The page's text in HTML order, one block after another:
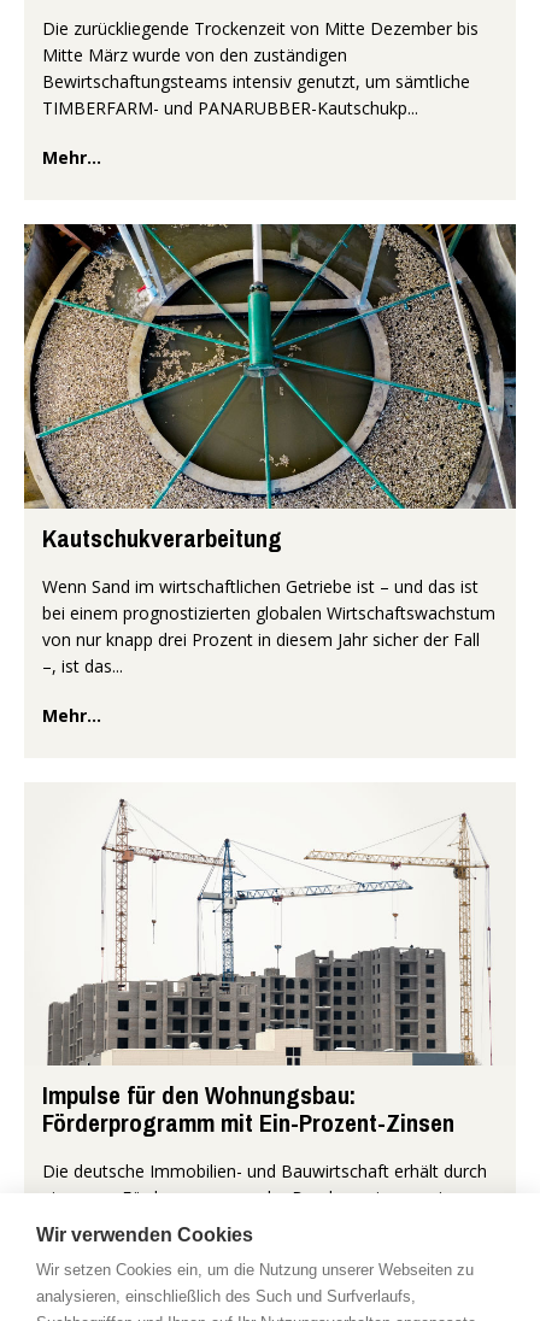
Die zurückliegende Trockenzeit von Mitte Dezember bis
Mitte März wurde von den zuständigen
Bewirtschaftungsteams intensiv genutzt, um sämtliche
TIMBERFARM- und PANARUBBER-Kautschukp...
Mehr...
Kautschukverarbeitung
Wenn Sand im wirtschaftlichen Getriebe ist – und das ist
bei einem prognostizierten globalen Wirtschaftswachstum
von nur knapp drei Prozent in diesem Jahr sicher der Fall
–, ist das...
Mehr...
Impulse für den Wohnungsbau:
Förderprogramm mit Ein-Prozent-Zinsen
Die deutsche Immobilien- und Bauwirtschaft erhält durch
ein neues Förderprogramm der Bundesregierung einen
wichtigen Impuls, um den stagnierenden Wohnungsbau
Mehr...
Wir verwenden Cookies
Wir setzen Cookies ein, um die Nutzung unserer Webseiten zu
analysieren, einschließlich des Such und Surfverlaufs,